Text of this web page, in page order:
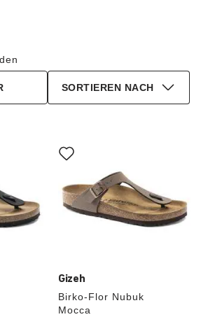
SORTIEREN NACH
Gizeh
Birko-Flor Nubuk
Mocca
Anklicken
der
werden
die
Produktbilder